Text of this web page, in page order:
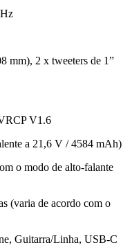
mm), 2 x tweeters de 1”
V1.6
a 21,6 V / 4584 mAh)
o modo de alto-falante
(varia de acordo com o
Guitarra/Linha, USB-C